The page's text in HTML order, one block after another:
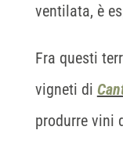
ventilata, è
Fra questi
vigneti di
produrre vini